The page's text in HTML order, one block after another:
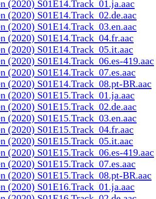
(2020) S01E14.Track_01.ja.aac
(2020) S01E14.Track_02.de.aac
(2020) S01E14.Track_03.en.aac
(2020) S01E14.Track_04.fr.aac
(2020) S01E14.Track_05.it.aac
(2020) S01E14.Track_06.es-419.aac
(2020) S01E14.Track_07.es.aac
(2020) S01E14.Track_08.pt-BR.aac
(2020) S01E15.Track_01.ja.aac
(2020) S01E15.Track_02.de.aac
(2020) S01E15.Track_03.en.aac
(2020) S01E15.Track_04.fr.aac
(2020) S01E15.Track_05.it.aac
(2020) S01E15.Track_06.es-419.aac
(2020) S01E15.Track_07.es.aac
(2020) S01E15.Track_08.pt-BR.aac
(2020) S01E16.Track_01.ja.aac